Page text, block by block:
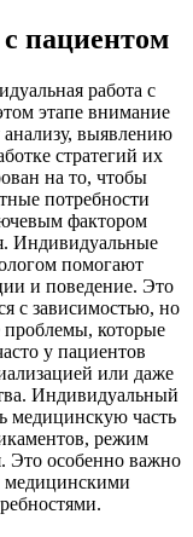
пациентом
работа с
этапе внимание
анализу, выявлению
стратегий их
на то, чтобы
потребности
фактором
Индивидуальные
помогают
и поведение. Это
с зависимостью, но
проблемы, которые
у пациентов
или даже
Индивидуальный
медицинскую часть
режим
Это особенно важно
медицинскими